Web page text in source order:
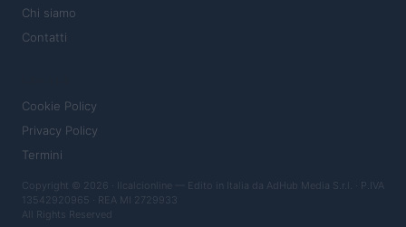
Chi siamo
Contatti
Cookie Policy
Privacy Policy
Termini
Copyright © 2026 · Ilcalcionline — Edito in Italia da AdHub Media S.r.l. · P.IVA
13542920965 · REA MI 2729933
All Rights Reserved